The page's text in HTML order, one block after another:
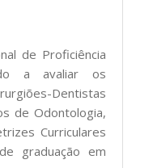
de Proficiência
a avaliar os
Dentistas
de Odontologia,
Curriculares
graduação em